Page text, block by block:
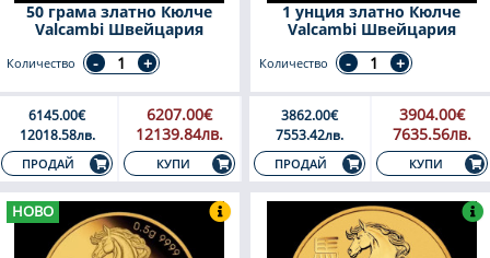
50 грама златно Кюлче
Valcambi Швейцария
Количество
6145.00€
12018.58лв.
ПРОДАЙ
6207.00€
12139.84лв.
КУПИ
1 унция златно Кюлче
Valcambi Швейцария
Количество
3862.00€
7553.42лв.
ПРОДАЙ
3904.00€
7635.56лв.
КУПИ
НОВО